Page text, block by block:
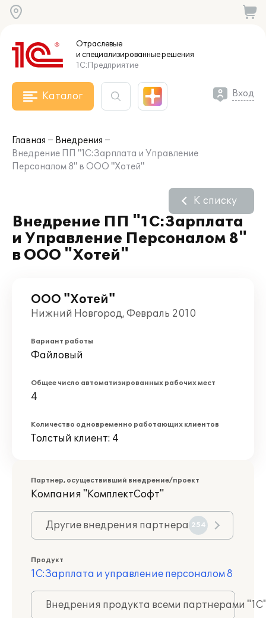
Отраслевые
и специализированныерешения
1С:Предприятие
Каталог Вход
Главная
Внедрения
Внедрение ПП "1С:Зарплата и Управление
Персоналом 8" в ООО "Хотей"
Внедрение ПП "1С:Зарплата
и Управление Персоналом 8"
в ООО "Хотей"
К списку
ООО "Хотей"
Нижний Новгород, Февраль 2010
Вариант работы
Файловый
Общее число автоматизированных рабочих мест
4
Количество одновременно работающих клиентов
Толстый клиент: 4
Партнер, осуществивший внедрение/проект
Компания "КомплектСофт"
Другие внедрения партнера 254
Продукт
1С:Зарплата и управление персоналом 8
Внедрения продукта всеми партнерами